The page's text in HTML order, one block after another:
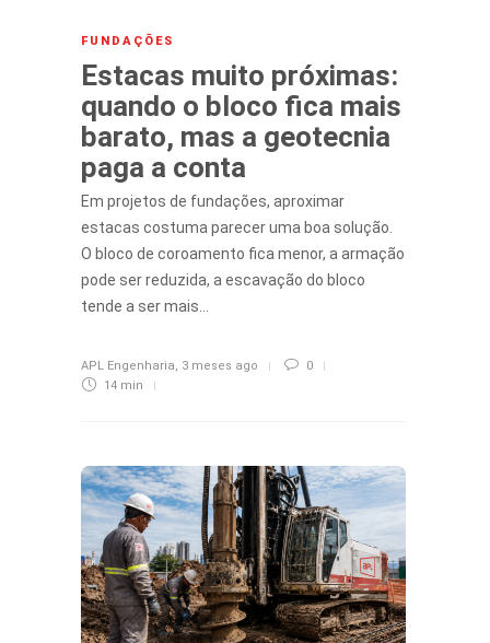
FUNDAÇÕES
Estacas muito próximas:
quando o bloco fica mais
barato, mas a geotecnia
paga a conta
Em projetos de fundações, aproximar
estacas costuma parecer uma boa solução.
O bloco de coroamento fica menor, a armação
pode ser reduzida, a escavação do bloco
tende a ser mais…
APL Engenharia, 3 meses ago
0
14 min